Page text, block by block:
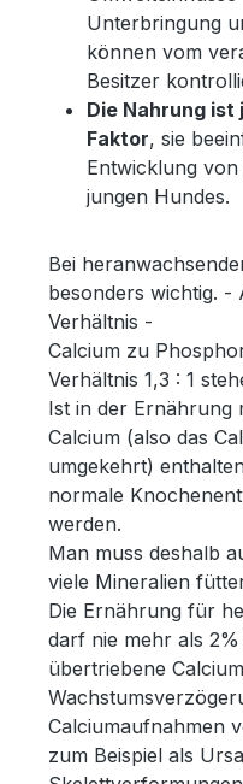
Unterbringung
können vom
Besitzer
Die Nahrung
Faktor, sie
Entwicklung
jungen Hundes.
Bei
besonders wichtig. -
Verhältnis -
Calcium zu
Verhältnis 1,3 : 1
Ist in der Ernährung
Calcium (also das
umgekehrt)
normale
werden.
Man muss deshalb
viele Mineralien
Die Ernährung für
darf nie mehr als
übertriebene
Calciumaufnahmen
zum Beispiel als